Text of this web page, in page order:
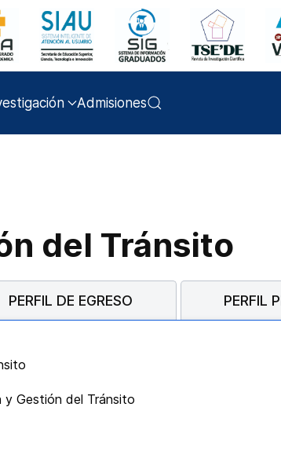
Admisiones
del Tránsito
PERFIL DE EGRESO PERFIL
y Gestión del Tránsito